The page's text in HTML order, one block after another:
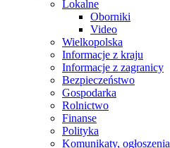
Lokalne
Oborniki
Video
Wielkopolska
Informacje z kraju
Informacje z zagranicy
Bezpieczeństwo
Gospodarka
Rolnictwo
Finanse
Polityka
Komunikaty, ogłoszenia